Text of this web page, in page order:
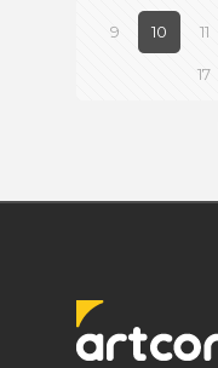
9 10 11
17